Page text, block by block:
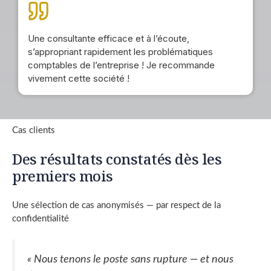
Une consultante efficace et à l’écoute,
s’appropriant rapidement les problématiques
comptables de l’entreprise ! Je recommande
vivement cette société !
Cas clients
Des résultats constatés dès les
premiers mois
Une sélection de cas anonymisés — par respect de la
confidentialité
« Nous tenons le poste sans rupture — et nous